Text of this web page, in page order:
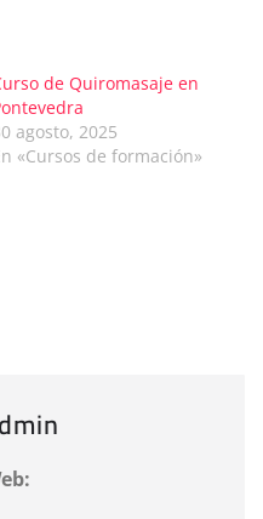
de Quiromasaje en
agosto, 2025
«Cursos de formación»